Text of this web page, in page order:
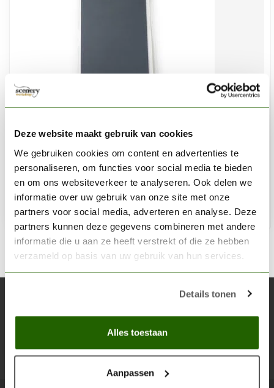
Deze website maakt gebruik van cookies
We gebruiken cookies om content en advertenties te
personaliseren, om functies voor social media te bieden
en om ons websiteverkeer te analyseren. Ook delen we
informatie over uw gebruik van onze site met onze
partners voor social media, adverteren en analyse. Deze
partners kunnen deze gegevens combineren met andere
informatie die u aan ze heeft verstrekt of die ze hebben
verzameld op basis van uw gebruik van hun services.
Details tonen
Alles toestaan
Aanpassen
Wet Sandpaper 1000 grit - 3x - AK9033
€2,25
Op voorraad
Blijf op de hoogte over onze laatste acties